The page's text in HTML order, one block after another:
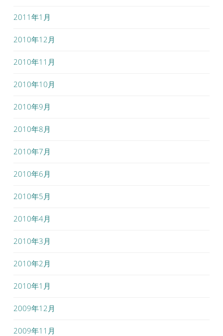
2011年1月
2010年12月
2010年11月
2010年10月
2010年9月
2010年8月
2010年7月
2010年6月
2010年5月
2010年4月
2010年3月
2010年2月
2010年1月
2009年12月
2009年11月